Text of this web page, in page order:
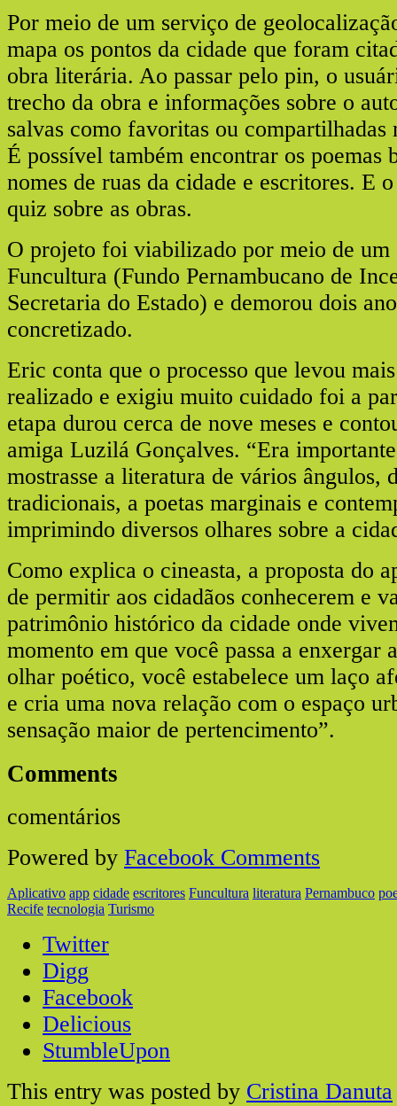
Por meio de um serviço de
mapa os pontos da cidade que foram
obra literária. Ao passar pelo pin, o
trecho da obra e informações sobre o
salvas como favoritas ou compartilhadas
É possível também encontrar os poemas
nomes de ruas da cidade e escritores. E
quiz sobre as obras.
O projeto foi viabilizado por meio de um
Funcultura (Fundo Pernambucano de
Secretaria do Estado) e demorou dois
concretizado.
Eric conta que o processo que levou
realizado e exigiu muito cuidado foi a
etapa durou cerca de nove meses e
amiga Luzilá Gonçalves. “Era
mostrasse a literatura de vários ângulos,
tradicionais, a poetas marginais e
imprimindo diversos olhares sobre a
Como explica o cineasta, a proposta do
de permitir aos cidadãos conhecerem e
patrimônio histórico da cidade onde
momento em que você passa a enxergar
olhar poético, você estabelece um laço
e cria uma nova relação com o espaço
sensação maior de pertencimento”.
Comments
comentários
Powered by Facebook Comments
Aplicativo app cidade escritores Funcultura literatura Pernambuco
Recife tecnologia Turismo
Twitter
Digg
Facebook
Delicious
StumbleUpon
This entry was posted by Cristina Danuta